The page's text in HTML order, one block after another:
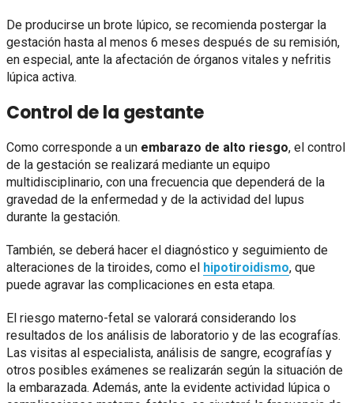
De producirse un brote lúpico, se recomienda postergar la
gestación hasta al menos 6 meses después de su remisión,
en especial, ante la afectación de órganos vitales y nefritis
lúpica activa.
Control de la gestante
Como corresponde a un embarazo de alto riesgo, el control
de la gestación se realizará mediante un equipo
multidisciplinario, con una frecuencia que dependerá de la
gravedad de la enfermedad y de la actividad del lupus
durante la gestación.
También, se deberá hacer el diagnóstico y seguimiento de
alteraciones de la tiroides, como el hipotiroidismo, que
puede agravar las complicaciones en esta etapa.
El riesgo materno-fetal se valorará considerando los
resultados de los análisis de laboratorio y de las ecografías.
Las visitas al especialista, análisis de sangre, ecografías y
otros posibles exámenes se realizarán según la situación de
la embarazada. Además, ante la evidente actividad lúpica o